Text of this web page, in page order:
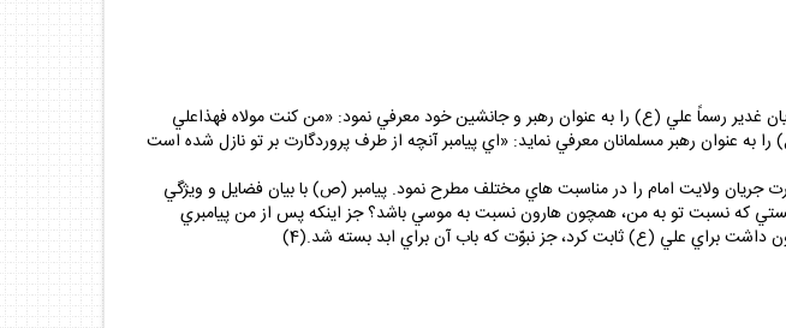
غدير رسماً علي (ع) را به عنوان رهبر و جانشين خود معرفي نمود: «من كنت مولاه فهذاعلي
را به عنوان رهبر مسلمانان معرفي نمايد: «اي پيامبر آنچه از طرف پروردگارت بر تو نازل شده است
ولايت امام را در مناسبت هاي مختلف مطرح نمود. پيامبر (ص) با بيان فضايل و ويژگي
كه نسبت تو به من، همچون هارون نسبت به موسي باشد؟ جز اينكه پس از من پيامبري